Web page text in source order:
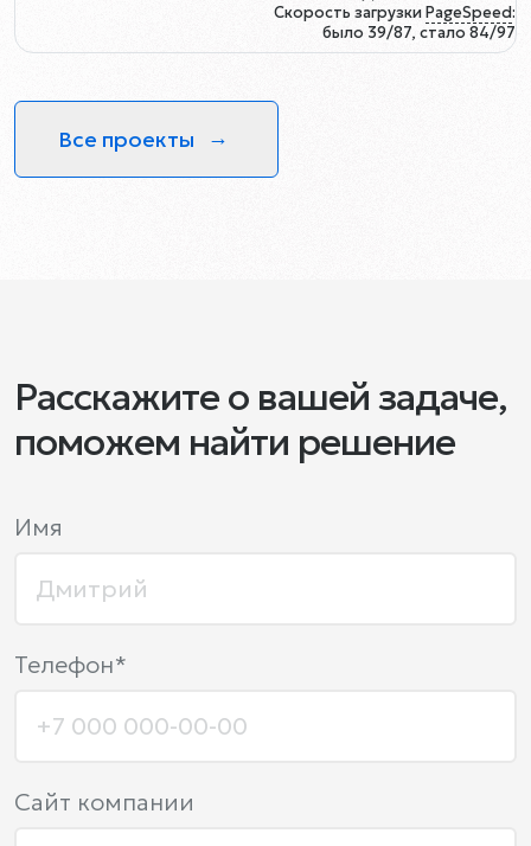
Скорость загрузкиPageSpeed:
было 39/87, стало 84/97
Все проекты
Расскажите о вашей задаче,
поможем найти решение
Имя
Телефон*
Сайт компании